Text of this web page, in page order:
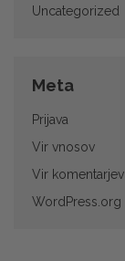
Uncategorized
Meta
Prijava
Vir vnosov
Vir komentarjev
WordPress.org